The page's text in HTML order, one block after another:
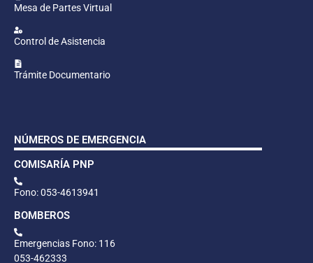
Mesa de Partes Virtual
Control de Asistencia
Trámite Documentario
NÚMEROS DE EMERGENCIA
COMISARÍA PNP
Fono: 053-4613941
BOMBEROS
Emergencias Fono: 116
053-462333